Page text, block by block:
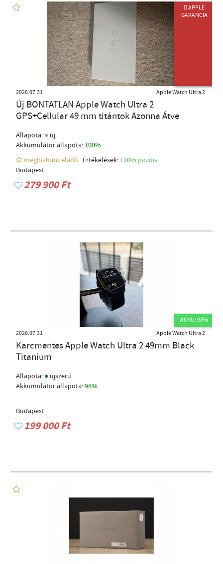
 APPLE
GARANCIA
2026.07.31 Apple Watch Ultra 2
Új BONTATLAN Apple Watch Ultra 2
GPS+Cellular 49 mm titántok Azonna Átve
Állapota: ● új
Akkumulátor állapota: 100%
megbízható eladó
Értékelések: 100% pozítiv
Budapest
279 900 Ft
AKKU: 98%
2026.07.31
Apple Watch Ultra 2
Karcmentes Apple Watch Ultra 2 49mm Black
Titanium
Állapota: ● újszerű
Akkumulátor állapota:98%
Budapest
199 000 Ft